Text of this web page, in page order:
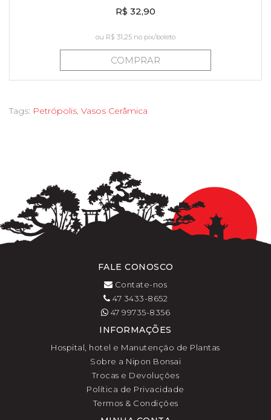
R$ 32,90
ou R$ 31,25 no pix/boleto
COMPRAR
Tags: Petrópolis, Vasos Cerâmica
FALE CONOSCO
Contate-nos
47 3433-8652
47 99735-8356
INFORMAÇÕES
Hospital, hotel e Manutenção de Plantas
Sobre a Nipon Bonsai
Trocas e Devoluções
Política de Privacidade
Termos & Condições